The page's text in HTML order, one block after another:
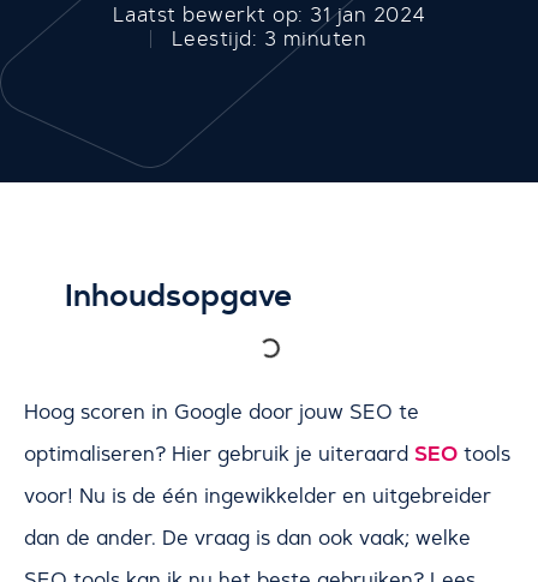
Laatst bewerkt op: 31 jan 2024
Leestijd: 3 minuten
Hoog scoren in Google door jouw SEO te
optimaliseren? Hier gebruik je uiteraard SEO tools
voor! Nu is de één ingewikkelder en uitgebreider
dan de ander. De vraag is dan ook vaak; welke
Inhoudsopgave